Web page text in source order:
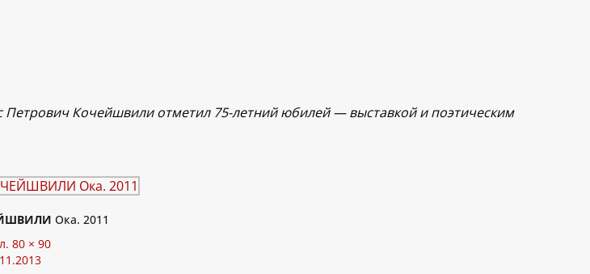
Петрович Кочейшвили отметил 75-летний юбилей — выставкой и поэтическим
Ока. 2011
80 × 90